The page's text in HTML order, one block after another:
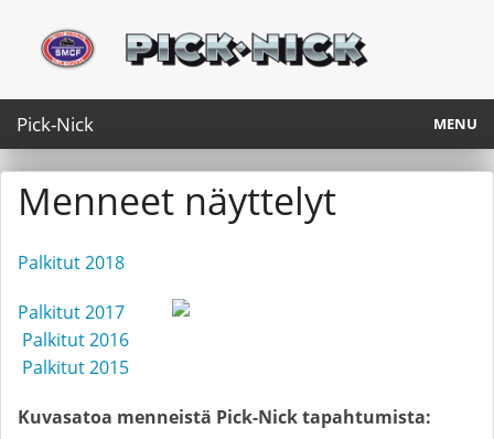
Pick-Nick MENU
#42 Pick-Nick 2.8.2026
Pick-Nick Magazine & media
SMCF Ry
Yhteystiedot
Briefly in english
Menneet näyttelyt
Palkitut 2018
Palkitut 2017
Palkitut 2016
Palkitut 2015
Kuvasatoa menneistä Pick-Nick tapahtumista: